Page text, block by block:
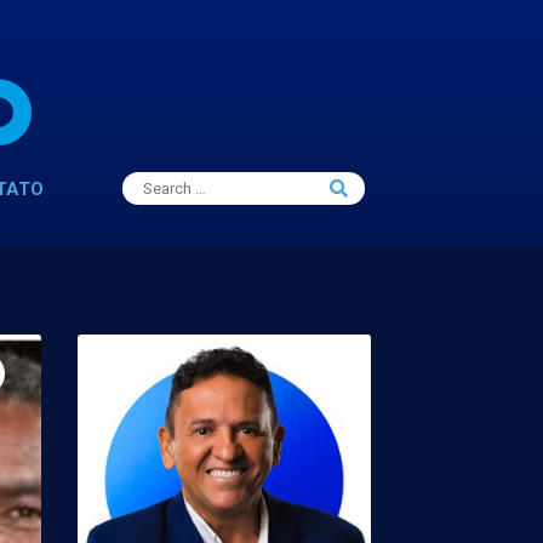
Search
for:
Search